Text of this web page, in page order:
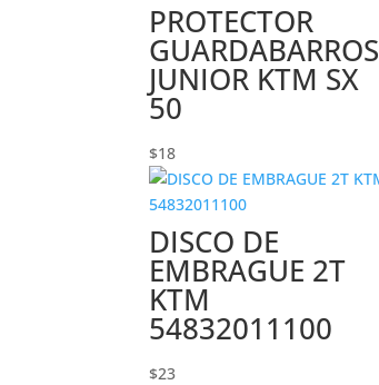
PROTECTOR
GUARDABARROS
JUNIOR KTM SX
50
$18
DISCO DE
EMBRAGUE 2T
KTM
54832011100
$23